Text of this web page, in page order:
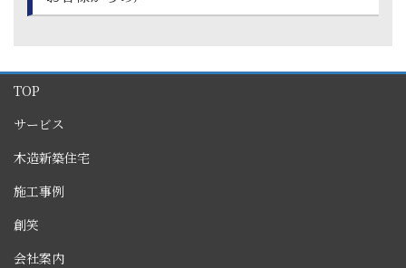
TOP
サービス
木造新築住宅
施工事例
創笑
会社案内